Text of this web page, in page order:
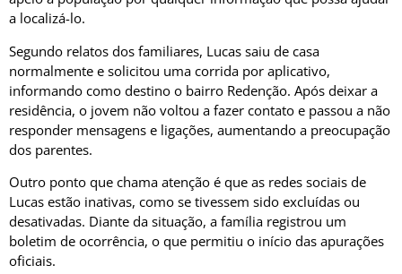
a localizá-lo.
Segundo relatos dos familiares, Lucas saiu de casa
normalmente e solicitou uma corrida por aplicativo,
informando como destino o bairro Redenção. Após deixar a
residência, o jovem não voltou a fazer contato e passou a não
responder mensagens e ligações, aumentando a preocupação
dos parentes.
Outro ponto que chama atenção é que as redes sociais de
Lucas estão inativas, como se tivessem sido excluídas ou
desativadas. Diante da situação, a família registrou um
boletim de ocorrência, o que permitiu o início das apurações
oficiais.